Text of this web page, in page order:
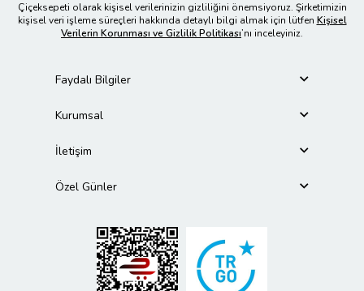
Çiçeksepeti olarak kişisel verilerinizin gizliliğini önemsiyoruz. Şirketimizin
kişisel veri işleme süreçleri hakkında detaylı bilgi almak için lütfen Kişisel
Verilerin Korunması ve Gizlilik Politikası’nı inceleyiniz.
Faydalı Bilgiler
Kurumsal
İletişim
Özel Günler